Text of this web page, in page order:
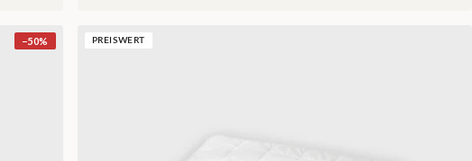
−50% PREISWERT